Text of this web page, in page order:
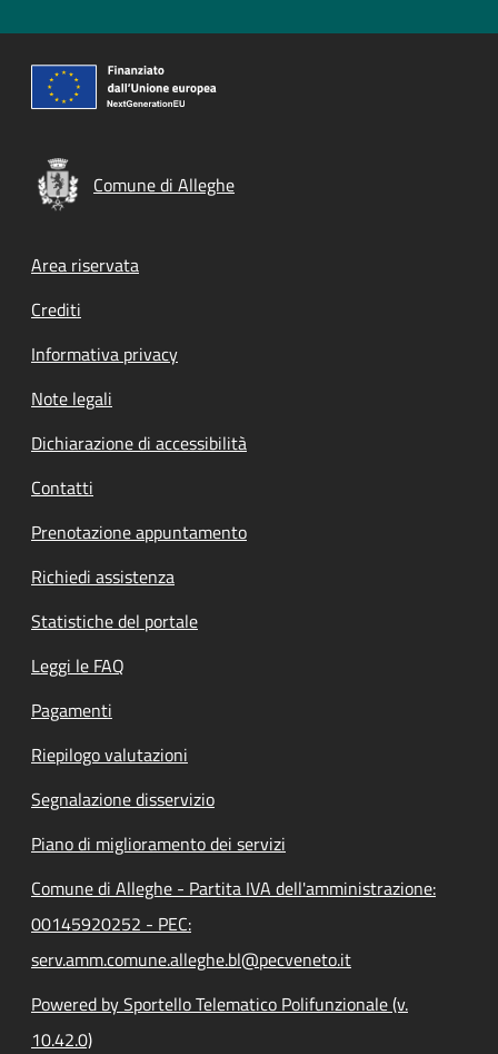
Comune di Alleghe
Footer menu
Area riservata
Crediti
Informativa privacy
Note legali
Dichiarazione di accessibilità
Contatti
Prenotazione appuntamento
Richiedi assistenza
Statistiche del portale
Leggi le FAQ
Pagamenti
Riepilogo valutazioni
Segnalazione disservizio
Piano di miglioramento dei servizi
Comune di Alleghe - Partita IVA dell'amministrazione:
00145920252 - PEC:
serv.amm.comune.alleghe.bl@pecveneto.it
Powered by Sportello Telematico Polifunzionale (v.
10.42.0)